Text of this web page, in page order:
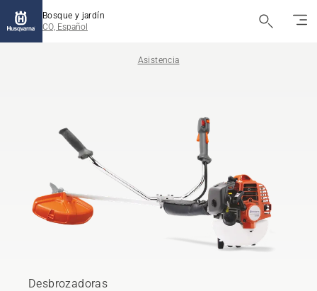
Bosque y jardín
CO, Español
Asistencia
Desbrozadoras